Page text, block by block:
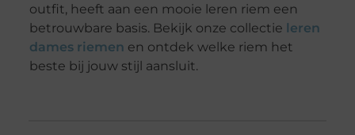
outfit, heeft aan een mooie leren riem een
betrouwbare basis. Bekijk onze collectie leren
dames riemen en ontdek welke riem het
beste bij jouw stijl aansluit.